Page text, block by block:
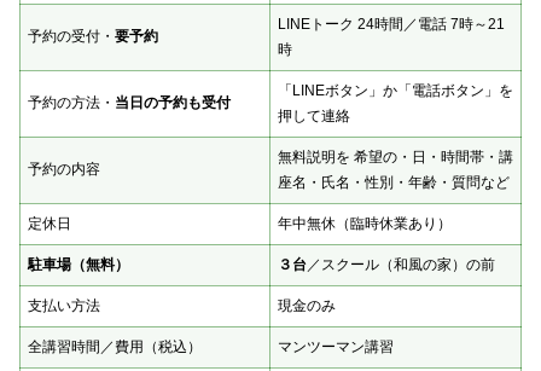
予約の受付・ 要予約
LINEトーク 24時間／電話 7時～21
時
予約の方法・ 当日の予約も受付
「LINEボタン」か「電話ボタン」を
押して連絡
予約の内容
無料説明を 希望の・日・時間帯・講
座名・氏名・性別・年齢・質問など
定休日 年中無休（臨時休業あり）
駐車場（無料） ３台／スクール（和風の家）の前
支払い方法 現金のみ
全講習時間／費用（税込） マンツーマン講習